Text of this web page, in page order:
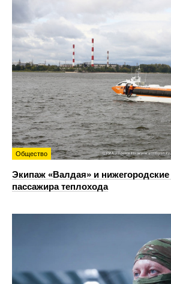
Общество
Экипаж «Валдая» и
пассажира теплохода